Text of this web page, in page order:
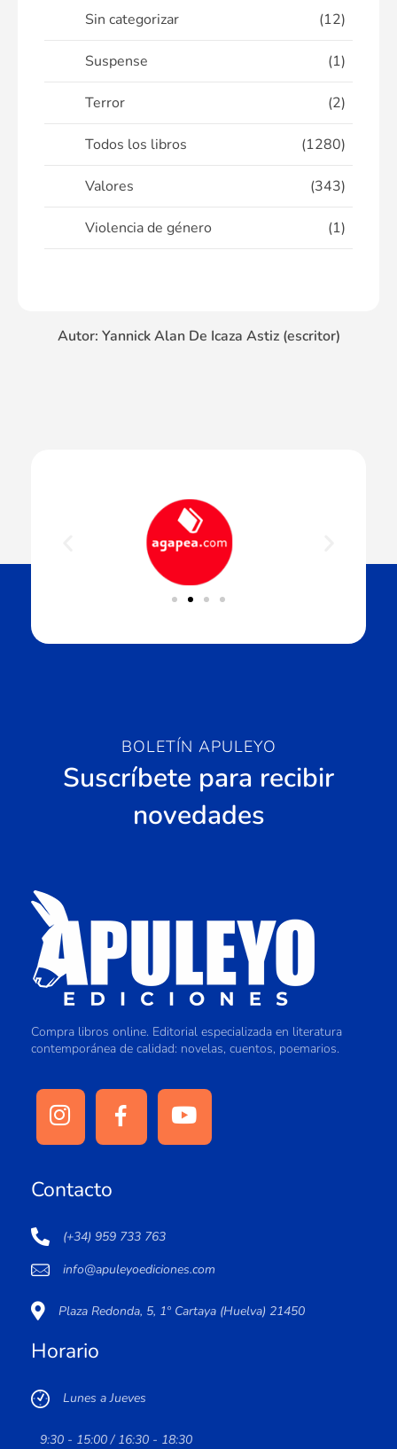
Sin categorizar (12)
Suspense (1)
Terror (2)
Todos los libros (1280)
Valores (343)
Violencia de género (1)
Autor: Yannick Alan De Icaza Astiz (escritor)
BOLETÍN APULEYO
Suscríbete para recibir
novedades
Compra libros online. Editorial especializada en literatura
contemporánea de calidad: novelas, cuentos, poemarios.
Contacto
(+34) 959 733 763
info@apuleyoediciones.com
Plaza Redonda, 5, 1º Cartaya (Huelva) 21450
Horario
Lunes a Jueves
9:30 - 15:00 / 16:30 - 18:30